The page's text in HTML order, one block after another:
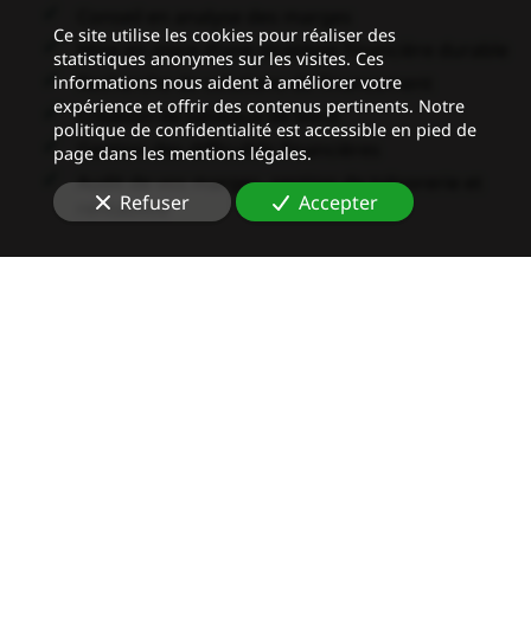
Mise en place d’une stratégie financière durable
Recherche de solutions de financement
Création de tableaux de bord
Gestion des difficultés financières
Audit de vos marges, gestion de trésorerie et
rentabilité
Ce site utilise les cookies pour réaliser des
statistiques anonymes sur les visites. Ces
informations nous aident à améliorer votre
expérience et offrir des contenus pertinents. Notre
politique de confidentialité est accessible en pied de
page dans les mentions légales.
Refuser Accepter